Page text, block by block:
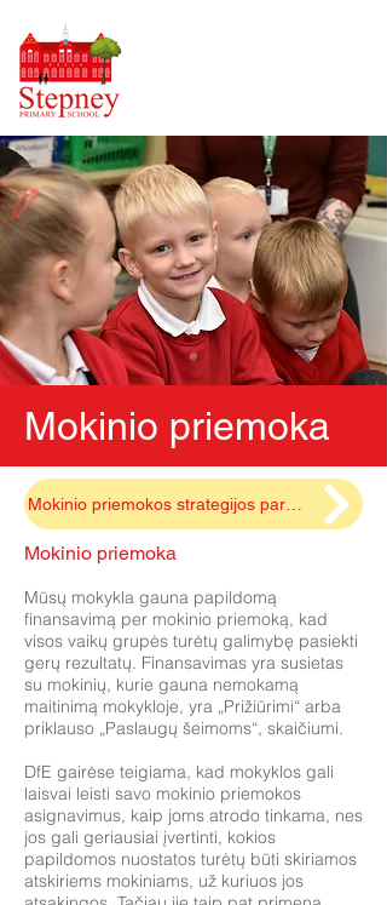
Mokinio priemoka
Mokinio priemoka
Mūsų mokykla gauna papildomą
finansavimą per mokinio priemoką, kad
visos vaikų grupės turėtų galimybę pasiekti
gerų rezultatų. Finansavimas yra susietas
su mokinių, kurie gauna nemokamą
maitinimą mokykloje, yra „Prižiūrimi“ arba
priklauso „Paslaugų šeimoms“, skaičiumi.
DfE gairėse teigiama, kad mokyklos gali
laisvai leisti savo mokinio priemokos
asignavimus, kaip joms atrodo tinkama, nes
jos gali geriausiai įvertinti, kokios
papildomos nuostatos turėtų būti skiriamos
atskiriems mokiniams, už kuriuos jos